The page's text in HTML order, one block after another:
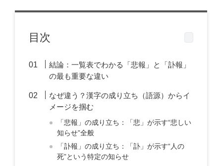
目次
結論：一覧表でわかる「悲報」と「訃報」
の最も重要な違い
なぜ違う？漢字の成り立ち（語源）からイ
メージを掴む
「悲報」の成り立ち：「悲」が示す“悲しい
知らせ”全般
「訃報」の成り立ち：「訃」が示す“人の
死”という特定の知らせ